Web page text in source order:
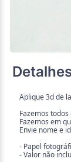
Aplique 3d de
Fazemos todos
Fazemos em
Envie nome e
- Papel
- Valor não